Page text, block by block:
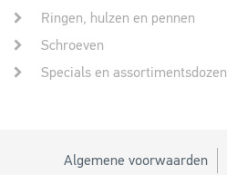
Ringen, hulzen en pennen
Schroeven
Specials en assortimentsdozen
Algemene voorwaarden